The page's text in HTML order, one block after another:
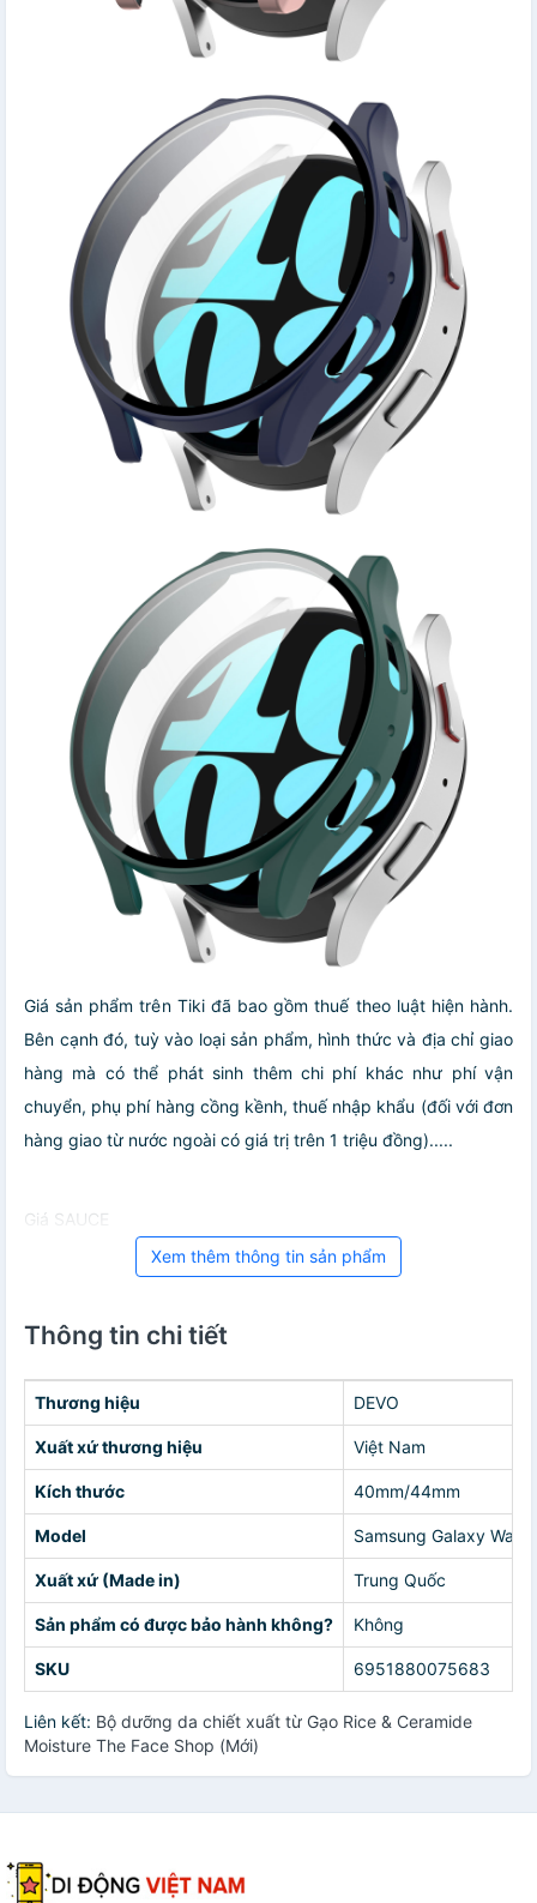
Giá sản phẩm trên Tiki đã bao gồm thuế theo luật hiện hành.
Bên cạnh đó, tuỳ vào loại sản phẩm, hình thức và địa chỉ giao
hàng mà có thể phát sinh thêm chi phí khác như phí vận
chuyển, phụ phí hàng cồng kềnh, thuế nhập khẩu (đối với đơn
hàng giao từ nước ngoài có giá trị trên 1 triệu đồng).....
Giá SAUCE
Xem thêm thông tin sản phẩm
Thông tin chi tiết
Thương hiệu DEVO
Xuất xứ thương hiệu Việt Nam
Kích thước 40mm/44mm
Model Samsung Galaxy
Xuất xứ (Made in) Trung Quốc
Sản phẩm có được bảo hành không? Không
SKU 6951880075683
Liên kết: Bộ dưỡng da chiết xuất từ Gạo Rice & Ceramide
Moisture The Face Shop (Mới)